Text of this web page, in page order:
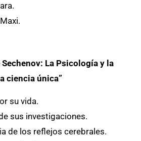
Sechenov: La Psicología y la
ciencia única”
su vida.
sus investigaciones.
de los reflejos cerebrales.